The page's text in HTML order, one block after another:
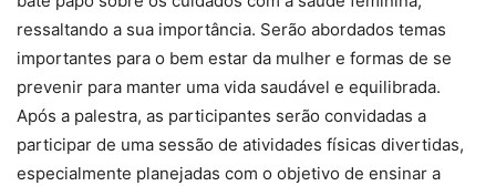
ressaltando a sua importância. Serão abordados temas
importantes para o bem estar da mulher e formas de se
prevenir para manter uma vida saudável e equilibrada.
Após a palestra, as participantes serão convidadas a
participar de uma sessão de atividades físicas divertidas,
especialmente planejadas com o objetivo de ensinar a